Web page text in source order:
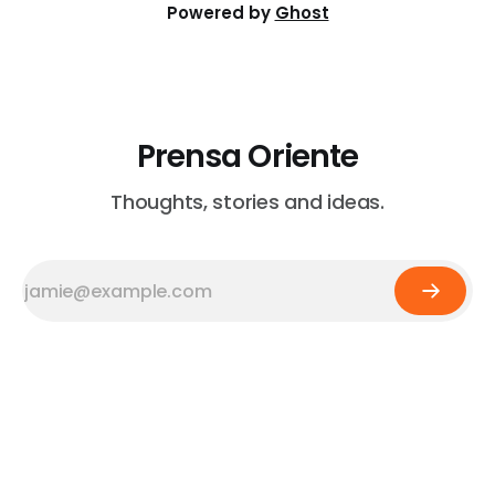
Powered by Ghost
Prensa Oriente
Thoughts, stories and ideas.